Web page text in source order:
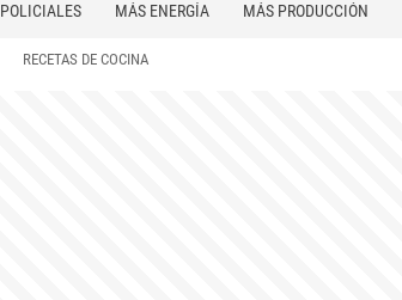
POLICIALES MÁS ENERGÍA MÁS PRODUCCIÓN
RECETAS DE COCINA